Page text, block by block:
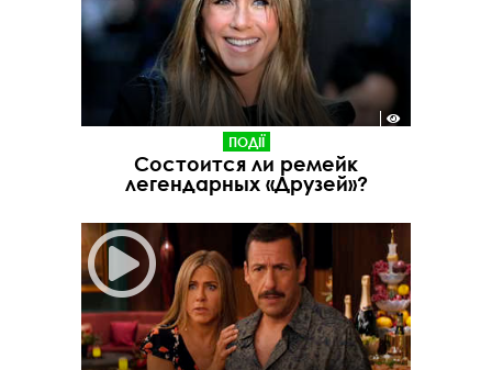
ПОДІЇ
Состоится ли ремейк
легендарных «Друзей»?